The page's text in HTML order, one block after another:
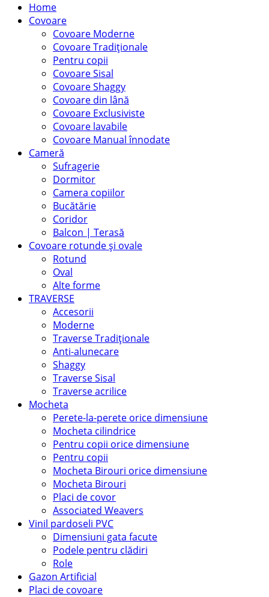
Home
Covoare
Covoare Moderne
Covoare Tradiționale
Pentru copii
Covoare Sisal
Covoare Shaggy
Covoare din lână
Covoare Exclusiviste
Covoare lavabile
Covoare Manual înnodate
Cameră
Sufragerie
Dormitor
Camera copiilor
Bucătărie
Coridor
Balcon | Terasă
Covoare rotunde și ovale
Rotund
Oval
Alte forme
TRAVERSE
Accesorii
Moderne
Traverse Tradiționale
Anti-alunecare
Shaggy
Traverse Sisal
Traverse acrilice
Mocheta
Perete-la-perete orice dimensiune
Mocheta cilindrice
Pentru copii orice dimensiune
Pentru copii
Mocheta Birouri orice dimensiune
Mocheta Birouri
Placi de covor
Associated Weavers
Vinil pardoseli PVC
Dimensiuni gata facute
Podele pentru clădiri
Role
Gazon Artificial
Placi de covoare